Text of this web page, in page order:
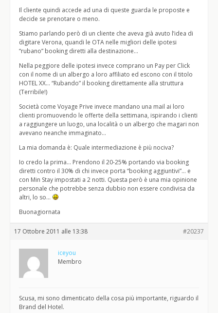
Il cliente quindi accede ad una di queste guarda le proposte e
decide se prenotare o meno.
Stiamo parlando però di un cliente che aveva già avuto l’idea di
digitare Verona, quandi le OTA nelle migliori delle ipotesi
“rubano” booking diretti alla destinazione…
Nella peggiore delle ipotesi invece comprano un Pay per Click
con il nome di un albergo a loro affiliato ed escono con il titolo
HOTEL XX… “Rubando” il booking direttamente alla struttura
(Terribile!)
Società come Voyage Prive invece mandano una mail ai loro
clienti promuovendo le offerte della settimana, ispirando i clienti
a raggiungere un luogo, una località o un albergo che magari non
avevano neanche immaginato…
La mia domanda è: Quale intermediazione è più nociva?
Io credo la prima… Prendono il 20-25% portando via booking
diretti contro il 30% di chi invece porta “booking aggiuntivi”… e
con Min Stay impostati a 2 notti. Questa però è una mia opinione
personale che potrebbe senza dubbio non essere condivisa da
altri, lo so…
Buonagiornata
17 Ottobre 2011 alle 13:38 #20237
iceyou
Membro
Scusa, mi sono dimenticato della cosa più importante, riguardo il
Brand del Hotel.